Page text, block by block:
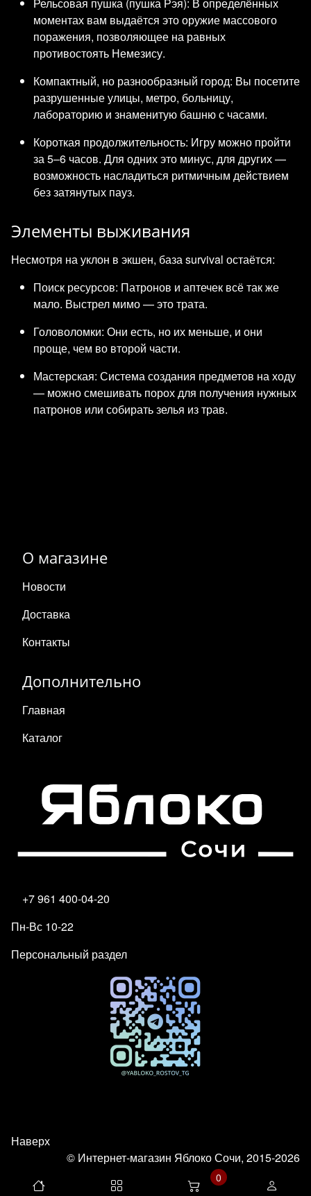
моментах вам выдаётся это оружие массового
поражения, позволяющее на равных
противостоять Немезису.
Компактный, но разнообразный город: Вы посетите
разрушенные улицы, метро, больницу,
лабораторию и знаменитую башню с часами.
Короткая продолжительность: Игру можно пройти
за 5–6 часов. Для одних это минус, для других —
возможность насладиться ритмичным действием
без затянутых пауз.
Элементы выживания
Несмотря на уклон в экшен, база survival остаётся:
Поиск ресурсов: Патронов и аптечек всё так же
мало. Выстрел мимо — это трата.
Головоломки: Они есть, но их меньше, и они
проще, чем во второй части.
Мастерская: Система создания предметов на ходу
— можно смешивать порох для получения нужных
патронов или собирать зелья из трав.
О магазине
Новости
Доставка
Контакты
Дополнительно
Главная
Каталог
+7 961 400-04-20
Пн-Вс 10-22
Персональный раздел
Наверх
© Интернет-магазин Яблоко Сочи, 2015-2026
0